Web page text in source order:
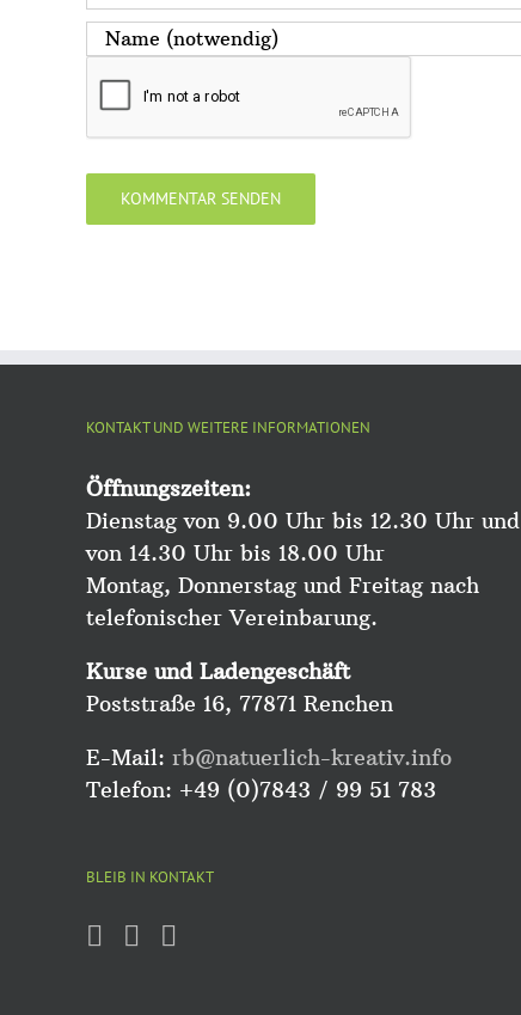
KONTAKT UND WEITERE INFORMATIONEN
Öffnungszeiten:
Dienstag von 9.00 Uhr bis 12.30 Uhr und
von 14.30 Uhr bis 18.00 Uhr
Montag, Donnerstag und Freitag nach
telefonischer Vereinbarung.
Kurse und Ladengeschäft
Poststraße 16, 77871 Renchen
E-Mail: rb@natuerlich-kreativ.info
Telefon: +49 (0)7843 / 99 51 783
BLEIB IN KONTAKT